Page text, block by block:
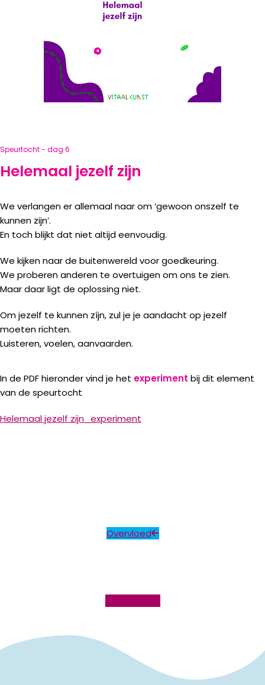
Speurtocht - dag 6
Helemaal jezelf zijn
We verlangen er allemaal naar om ‘gewoon onszelf te
kunnen zijn’.
En toch blijkt dat niet altijd eenvoudig.
We kijken naar de buitenwereld voor goedkeuring.
We proberen anderen te overtuigen om ons te zien.
Maar daar ligt de oplossing niet.
Om jezelf te kunnen zíjn, zul je je aandacht op jezelf
moeten richten.
Luisteren, voelen, aanvaarden.
In de PDF hieronder vind je het experiment bij dit element
van de speurtocht
Helemaal jezelf zijn_experiment
Overvloed